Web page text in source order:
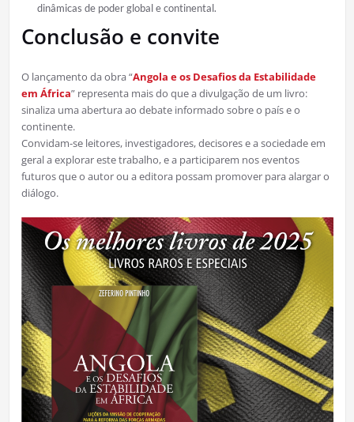
dinâmicas de poder global e continental.
Conclusão e convite
O lançamento da obra “Angola e os Desafios da Estabilidade
em África” representa mais do que a divulgação de um livro:
sinaliza uma abertura ao debate informado sobre o país e o
continente.
Convidam-se leitores, investigadores, decisores e a sociedade em
geral a explorar este trabalho, e a participarem nos eventos
futuros que o autor ou a editora possam promover para alargar o
diálogo.